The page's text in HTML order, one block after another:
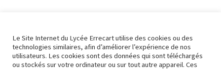
Le Site Internet du Lycée Errecart utilise des cookies ou des
technologies similaires, afin d’améliorer l’expérience de nos
utilisateurs. Les cookies sont des données qui sont téléchargés
ou stockés sur votre ordinateur ou sur tout autre appareil. Ces